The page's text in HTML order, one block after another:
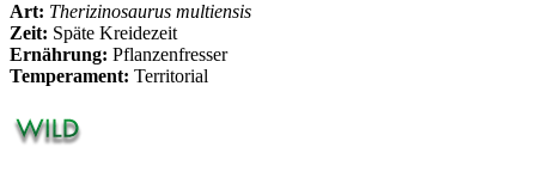
Art: Therizinosaurus multiensis
Zeit: Späte Kreidezeit
Ernährung: Pflanzenfresser
Temperament: Territorial